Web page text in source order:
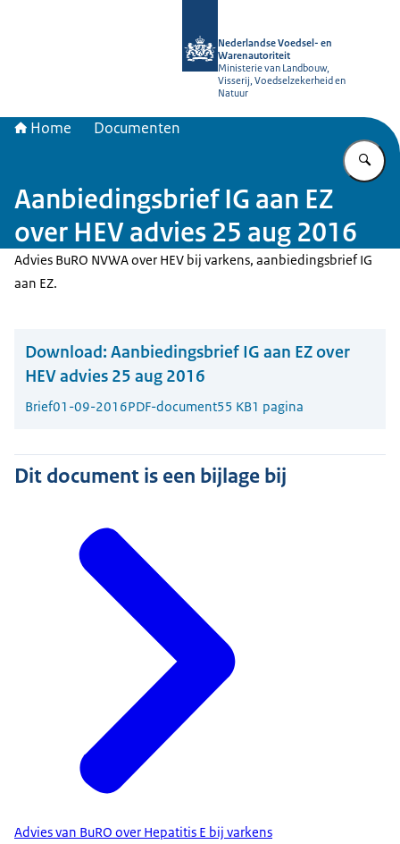
Nederlandse Voedsel- en
Warenautoriteit
Ministerie van Landbouw,
Visserij, Voedselzekerheid en
Natuur
Home Documenten
Aanbiedingsbrief IG aan EZ
over HEV advies 25 aug 2016
Advies BuRO NVWA over HEV bij varkens, aanbiedingsbrief IG
aan EZ.
Download: Aanbiedingsbrief IG aan EZ over
HEV advies 25 aug 2016
Brief01-09-2016PDF-document55 KB1 pagina
Dit document is een bijlage bij
Advies van BuRO over Hepatitis E bij varkens